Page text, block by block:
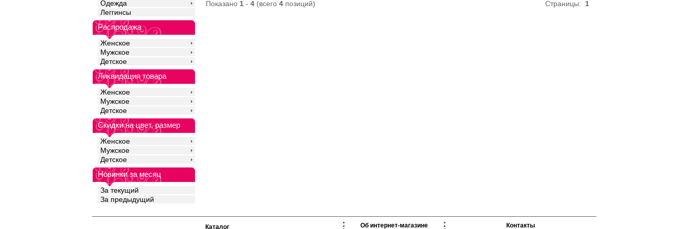
Одежда
Леггинсы
Распродажа
Женское
Мужское
Детское
Ликвидация товара
Женское
Мужское
Детское
Скидки на цвет, размер
Женское
Мужское
Детское
Новинки за месяц
За текущий
За предыдущий
Плотность 40ден
Страницы: 1
Показано 1- 4(всего 4позиций)
Каталог Об интернет-магазине Контакты